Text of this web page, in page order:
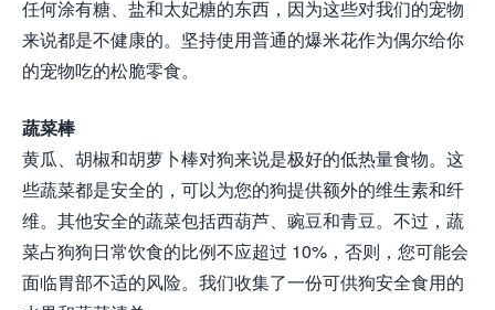
任何涂有糖、盐和太妃糖的东西，因为这些对我们的宠物
来说都是不健康的。坚持使用普通的爆米花作为偶尔给你
的宠物吃的松脆零食。
蔬菜棒
黄瓜、胡椒和胡萝卜棒对狗来说是极好的低热量食物。这
些蔬菜都是安全的，可以为您的狗提供额外的维生素和纤
维。其他安全的蔬菜包括西葫芦、豌豆和青豆。不过，蔬
菜占狗狗日常饮食的比例不应超过 10%，否则，您可能会
面临胃部不适的风险。我们收集了一份可供狗安全食用的